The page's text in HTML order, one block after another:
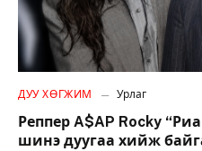
ДУУ ХӨГЖИМ Урлаг
Реппер A$AP Rocky
шинэ дуугаа хийж